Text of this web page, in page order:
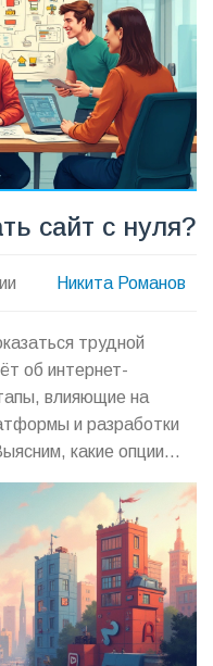
ваших целей в веб-
сайт с нуля?
Никита Романов
трудной
об интернет-
влияющие на
и разработки
какие опции
эффективное
Узнаем, как не
пользы из каждого